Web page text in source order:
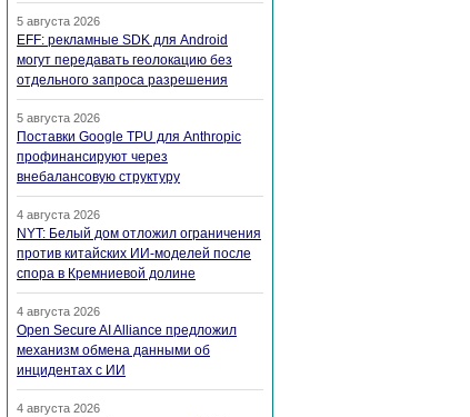
5 августа 2026
EFF: рекламные SDK для Android
могут передавать геолокацию без
отдельного запроса разрешения
5 августа 2026
Поставки Google TPU для Anthropic
профинансируют через
внебалансовую структуру
4 августа 2026
NYT: Белый дом отложил ограничения
против китайских ИИ-моделей после
спора в Кремниевой долине
4 августа 2026
Open Secure AI Alliance предложил
механизм обмена данными об
инцидентах с ИИ
4 августа 2026